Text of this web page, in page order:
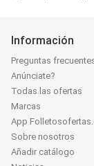
Información
Preguntas
Anúnciate?
Todas las ofertas
Marcas
App
Sobre nosotros
Añadir catálogo